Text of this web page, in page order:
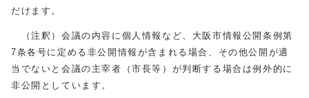
だけます。
（注釈）会議の内容に個人情報など、大阪市情報公開条例第
7条各号に定める非公開情報が含まれる場合、その他公開が適
当でないと会議の主宰者（市長等）が判断する場合は例外的に
非公開としています。